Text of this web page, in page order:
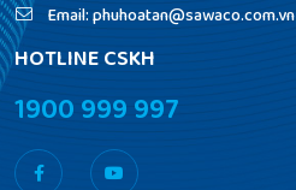
Email: phuhoatan@sawaco.com.vn
HOTLINE CSKH
1900 999 997